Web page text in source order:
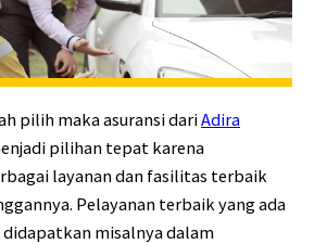
pilih maka asuransi dariAdira
pilihan tepat karena
layanan dan fasilitas terbaik
Pelayanan terbaik yang ada
misalnya dalam